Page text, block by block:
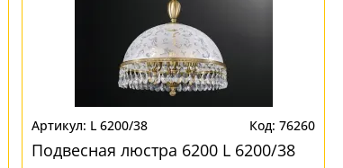
L 6200/38 76260
Подвесная люстра 6200 L 6200/38